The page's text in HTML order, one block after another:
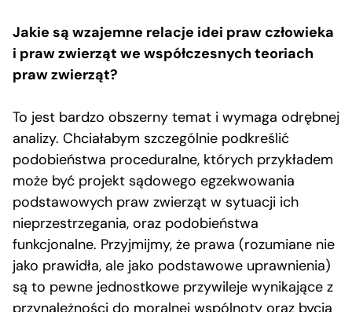
Jakie są wzajemne relacje idei praw człowieka
i praw zwierząt we współczesnych teoriach
praw zwierząt?
To jest bardzo obszerny temat i wymaga odrębnej
analizy. Chciałabym szczególnie podkreślić
podobieństwa proceduralne, których przykładem
może być projekt sądowego egzekwowania
podstawowych praw zwierząt w sytuacji ich
nieprzestrzegania, oraz podobieństwa
funkcjonalne. Przyjmijmy, że prawa (rozumiane nie
jako prawidła, ale jako podstawowe uprawnienia)
są to pewne jednostkowe przywileje wynikające z
przynależności do moralnej wspólnoty oraz bycia